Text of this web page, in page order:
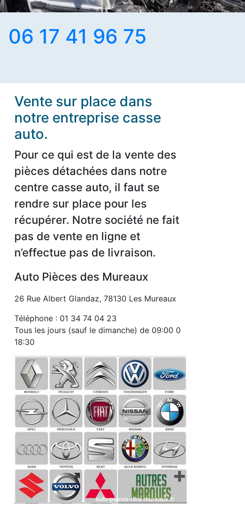
06 17 41 96 75
Vente sur place dans
notre entreprise casse
auto.
Pour ce qui est de la vente des
pièces détachées dans notre
centre casse auto, il faut se
rendre sur place pour les
récupérer. Notre société ne fait
pas de vente en ligne et
n’effectue pas de livraison.
Auto Pièces des Mureaux
26 Rue Albert Glandaz, 78130 Les Mureaux
Téléphone : 01 34 74 04 23
Tous les jours (sauf le dimanche) de 09:00 0
18:30